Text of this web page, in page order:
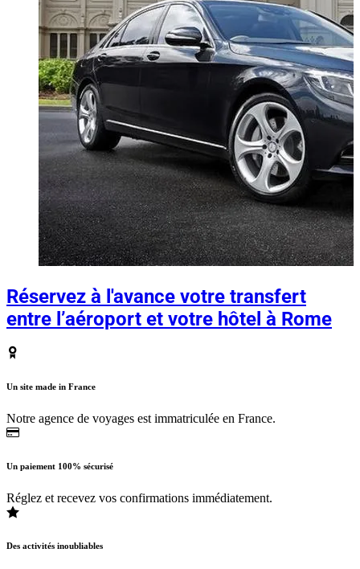
Réservez à l'avance votre transfert
entre l’aéroport et votre hôtel à Rome
Un site made in France
Notre agence de voyages est immatriculée en France.
Un paiement 100% sécurisé
Réglez et recevez vos confirmations immédiatement.
Des activités inoubliables